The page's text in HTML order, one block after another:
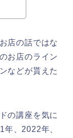
店の話ではな
お店のライン
などが貰えた
の講座を気に
、2022年、